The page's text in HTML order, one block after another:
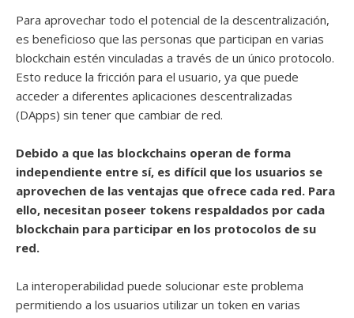
Para aprovechar todo el potencial de la descentralización,
es beneficioso que las personas que participan en varias
blockchain estén vinculadas a través de un único protocolo.
Esto reduce la fricción para el usuario, ya que puede
acceder a diferentes aplicaciones descentralizadas
(DApps) sin tener que cambiar de red.
Debido a que las blockchains operan de forma
independiente entre sí, es difícil que los usuarios se
aprovechen de las ventajas que ofrece cada red. Para
ello, necesitan poseer tokens respaldados por cada
blockchain para participar en los protocolos de su
red.
La interoperabilidad puede solucionar este problema
permitiendo a los usuarios utilizar un token en varias